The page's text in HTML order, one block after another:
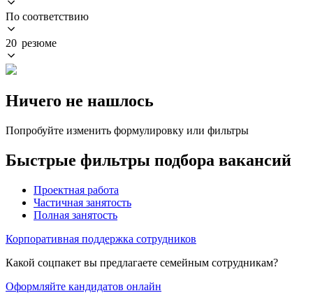
По соответствию
20 резюме
Ничего не нашлось
Попробуйте изменить формулировку или фильтры
Быстрые фильтры подбора вакансий
Проектная работа
Частичная занятость
Полная занятость
Корпоративная поддержка сотрудников
Какой соцпакет вы предлагаете семейным сотрудникам?
Оформляйте кандидатов онлайн